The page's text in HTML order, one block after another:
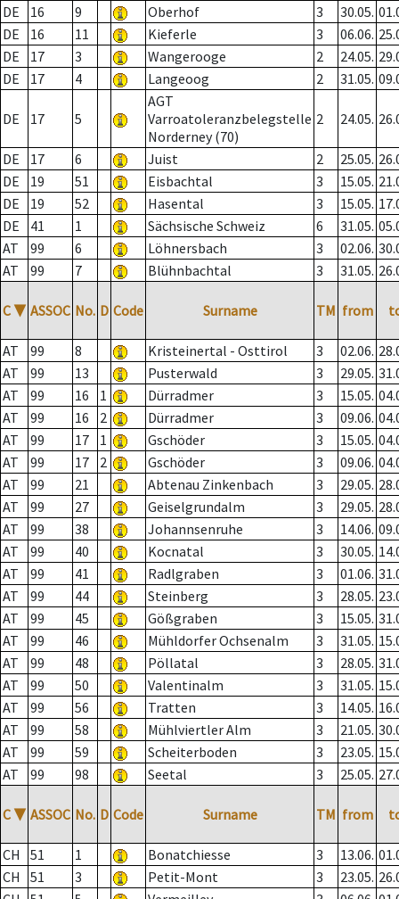
DE
16 9 Oberhof 3 30.05.
DE
16 11 Kieferle 3 06.06.
DE
17 3 Wangerooge 2 24.05.
DE
17 4 Langeoog 2 31.05.
DE 17 5
AGT
Varroatoleranzbelegstelle
Norderney (70)
2 24.05.
DE 17 6 Juist 2 25.05.
DE
19 51 Eisbachtal 3 15.05.
DE
19 52 Hasental 3 15.05.
DE
41 1 Sächsische Schweiz 6 31.05.
AT
99 6 Löhnersbach 3 02.06.
AT
99 7 Blühnbachtal 3 31.05.
C ▼ ASSOC No. D Code Surname TM from
AT 99 8 Kristeinertal - Osttirol 3 02.06.
AT
99 13 Pusterwald 3 29.05.
AT
99 16 1 Dürradmer 3 15.05.
AT
99 16 2 Dürradmer 3 09.06.
AT
99 17 1 Gschöder 3 15.05.
AT
99 17 2 Gschöder 3 09.06.
AT
99 21 Abtenau Zinkenbach 3 29.05.
AT
99 27 Geiselgrundalm 3 29.05.
AT
99 38 Johannsenruhe 3 14.06.
AT
99 40 Kocnatal 3 30.05.
AT
99 41 Radlgraben 3 01.06.
AT
99 44 Steinberg 3 28.05.
AT
99 45 Gößgraben 3 15.05.
AT
99 46 Mühldorfer Ochsenalm 3 31.05.
AT
99 48 Pöllatal 3 28.05.
AT
99 50 Valentinalm 3 31.05.
AT
99 56 Tratten 3 14.05.
AT
99 58 Mühlviertler Alm 3 21.05.
AT
99 59 Scheiterboden 3 23.05.
AT
99 98 Seetal 3 25.05.
C ▼ ASSOC No. D Code Surname TM from
CH 51 1 Bonatchiesse 3 13.06.
CH
51 3 Petit-Mont 3 23.05.